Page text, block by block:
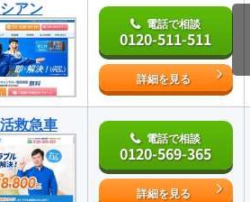
アン
電話で相談
0120-511-511
詳細を見る
救急車
電話で相談
0120-569-365
詳細を見る